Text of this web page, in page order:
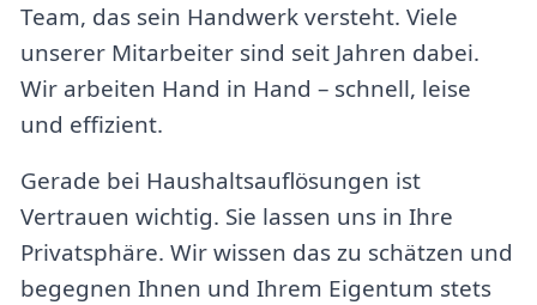
Team, das sein Handwerk versteht. Viele
unserer Mitarbeiter sind seit Jahren dabei.
Wir arbeiten Hand in Hand – schnell, leise
und effizient.
Gerade bei Haushaltsauflösungen ist
Vertrauen wichtig. Sie lassen uns in Ihre
Privatsphäre. Wir wissen das zu schätzen und
begegnen Ihnen und Ihrem Eigentum stets